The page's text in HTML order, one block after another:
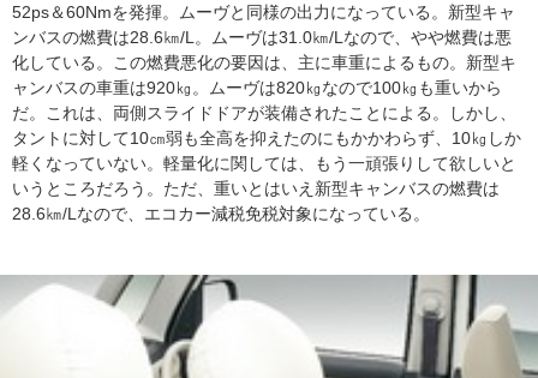
52ps＆60Nmを発揮。ムーヴと同様の出力になっている。新型キャ
ンバスの燃費は28.6㎞/L。ムーヴは31.0㎞/Lなので、やや燃費は悪
化している。この燃費悪化の要因は、主に車重によるもの。新型キ
ャンバスの車重は920㎏。ムーヴは820㎏なので100㎏も重いから
だ。これは、両側スライドドアが装備されたことによる。しかし、
タントに対して10㎝弱も全高を抑えたのにもかかわらず、10㎏しか
軽くなっていない。軽量化に関しては、もう一頑張りして欲しいと
いうところだろう。ただ、重いとはいえ新型キャンバスの燃費は
28.6㎞/Lなので、エコカー減税免税対象になっている。